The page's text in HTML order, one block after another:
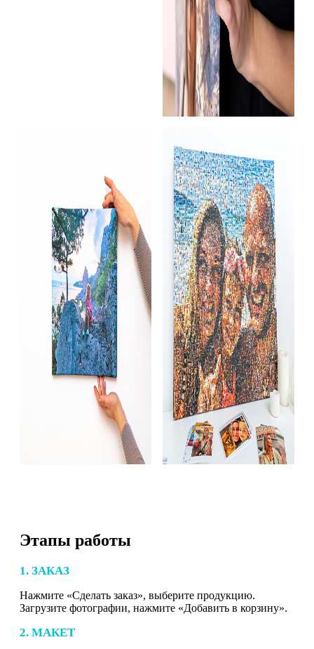
Этапы работы
1. ЗАКАЗ
Нажмите «Сделать заказ», выберите продукцию.
Загрузите фотографии, нажмите «Добавить в корзину».
2. МАКЕТ